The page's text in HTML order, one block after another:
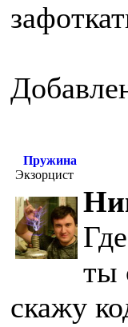
Пружина
Экзорцист
ты
скажу